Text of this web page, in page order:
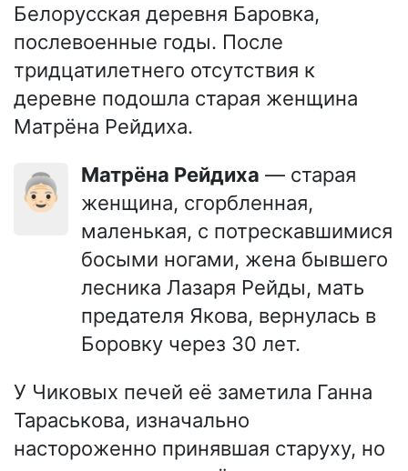
Белорусская деревня Баровка,
послевоенные годы. После
тридцатилетнего отсутствия к
деревне подошла старая женщина
Матрёна Рейдиха.
👵🏻 Матрёна Рейдиха — старая
женщина, сгорбленная,
маленькая, с потрескавшимися
босыми ногами, жена бывшего
лесника Лазаря Рейды, мать
предателя Якова, вернулась в
Боровку через 30 лет.
У Чиковых печей её заметила Ганна
Тараськова, изначально
настороженно принявшая старуху, но